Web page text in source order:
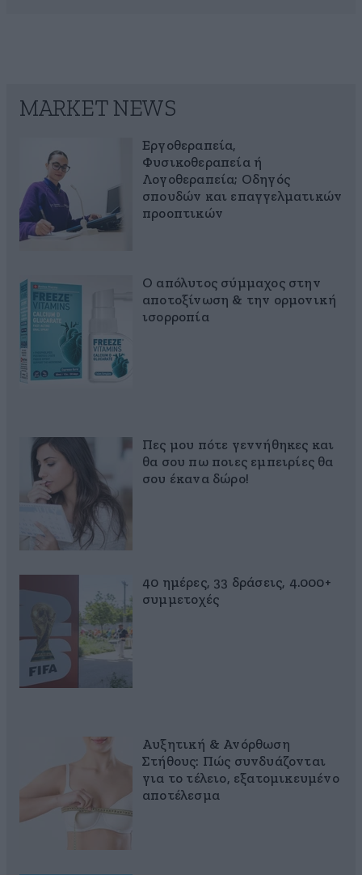
MARKET NEWS
Εργοθεραπεία,
Φυσικοθεραπεία ή
Λογοθεραπεία; Οδηγός
σπουδών και επαγγελματικών
προοπτικών
Ο απόλυτος σύμμαχος στην
αποτοξίνωση & την ορμονική
ισορροπία
Πες μου πότε γεννήθηκες και
θα σου πω ποιες εμπειρίες θα
σου έκανα δώρο!
40 ημέρες, 33 δράσεις, 4.000+
συμμετοχές
Αυξητική & Ανόρθωση
Στήθους: Πώς συνδυάζονται
για το τέλειο, εξατομικευμένο
αποτέλεσμα